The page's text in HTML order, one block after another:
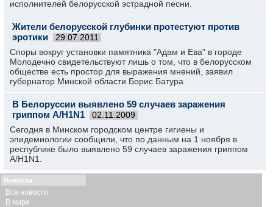
исполнителей белорусской эстрадной песни.
Жители белорусской глубинки протестуют против
эротики
29.07.2011
Споры вокруг установки памятника "Адам и Ева" в городе
Молодечно свидетельствуют лишь о том, что в белорусском
обществе есть простор для выражения мнений, заявил
губернатор Минской области Борис Батура
В Белоруссии выявлено 59 случаев заражения
гриппом A/H1N1
02.11.2009
Сегодня в Минском городском центре гигиены и
эпидемиологии сообщили, что по данным на 1 ноября в
республике было выявлено 59 случаев заражения гриппом
A/H1N1.
Новости
Все новости
В мире